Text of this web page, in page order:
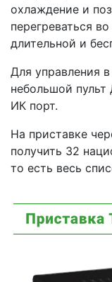
охлаждение и
перегреваться
длительной и
Для управления
небольшой
ИК порт.
На приставке
получить 32
то есть весь